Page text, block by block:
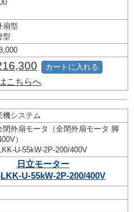
扇型
型
こちらへ
カートに入れる
機システム
閉外扇モータ（全閉外扇モータ 脚
）
U-55kW-2P-200/400V
日立モーター
U-55kW-2P-200/400V